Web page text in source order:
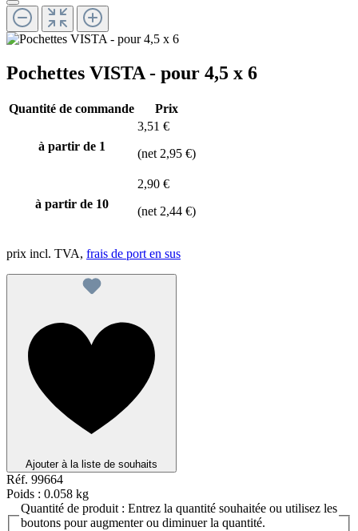
Pochettes VISTA - pour 4,5 x 6
Quantité de commande Prix
à partir de 1
3,51 €
(net 2,95 €)
à partir de 10
2,90 €
(net 2,44 €)
prix incl. TVA, frais de port en sus
Ajouter à la liste de souhaits
Réf. 99664
Poids : 0.058 kg
Quantité de produit : Entrez la quantité souhaitée ou utilisez les
boutons pour augmenter ou diminuer la quantité.